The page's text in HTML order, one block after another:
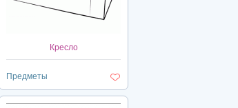
Кресло
Предметы